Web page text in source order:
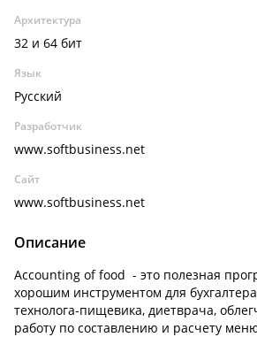
Архитектура
32 и 64 бит
Язык
Русский
Разработчик
www.softbusiness.net
Сайт
www.softbusiness.net
Описание
Accounting of food - это полезная
хорошим инструментом для
технолога-пищевика, диетврача,
работу по составлению и расчету